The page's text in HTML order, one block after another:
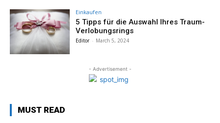
Einkaufen
5 Tipps für die Auswahl Ihres Traum-
Verlobungsrings
Editor - March 5, 2024
- Advertisement -
MUST READ